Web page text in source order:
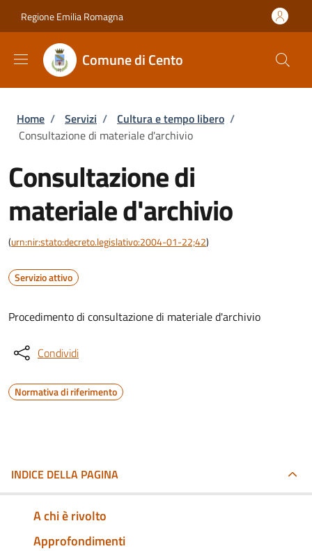
Regione Emilia Romagna
Comune di Cento
Briciole di pane
Home / Servizi / Cultura e tempo libero /
Consultazione di materiale d'archivio
Consultazione di
materiale d'archivio
(urn:nir:stato:decreto.legislativo:2004-01-22;42)
Servizio attivo
Procedimento di consultazione di materiale d'archivio
Condividi
Normativa di riferimento
INDICE DELLA PAGINA
A chi è rivolto
Approfondimenti